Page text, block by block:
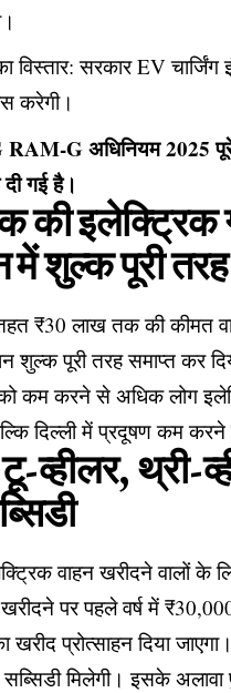
विस्तार: सरकार EV
करेगी।
G अधिनियम 2025 पूरे
दी गई है।
की इलेक्ट्रिक
में शुल्क पूरी
₹30 लाख तक की कीमत
पूरी तरह समाप्त कर
को कम करने से अधिक लोग
दिल्ली में प्रदूषण कम
व्हीलर, थ्री-
वाहन खरीदने वालों के
पर पहले वर्ष में
प्रोत्साहन दिया
मिलेगी। इसके